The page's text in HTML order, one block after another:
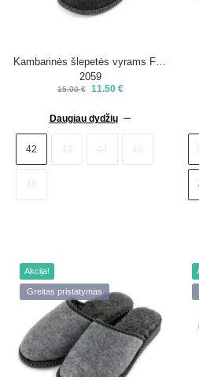
Kambarinės šlepetės vyrams FM-
2059
15.00€ 11.50 €
Daugiau dydžių
42
Akcija!
Greitas pristatymas